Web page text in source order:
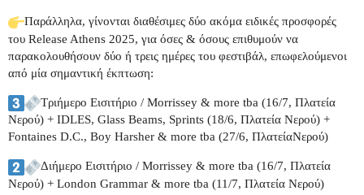
Παράλληλα, γίνονται διαθέσιμες δύο ακόμα ειδικές προσφορές
του Release Athens 2025, για όσες & όσους επιθυμούν να
παρακολουθήσουν δύο ή τρεις ημέρες του φεστιβάλ, επωφελούμενοι
από μία σημαντική έκπτωση:
Τριήμερο Εισιτήριο / Morrissey & more tba (16/7, Πλατεία
Νερού) + IDLES, Glass Beams, Sprints (18/6, Πλατεία Νερού) +
Fontaines D.C., Boy Harsher & more tba (27/6, ΠλατείαΝερού)
Διήμερο Εισιτήριο / Morrissey & more tba (16/7, Πλατεία
Νερού) + London Grammar & more tba (11/7, Πλατεία Νερού)